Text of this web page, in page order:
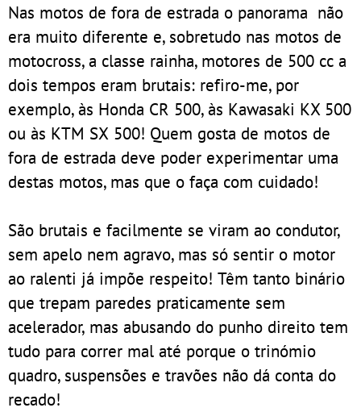
Nas motos de fora de estrada o panorama não
era muito diferente e, sobretudo nas motos de
motocross, a classe rainha, motores de 500 cc a
dois tempos eram brutais: refiro-me, por
exemplo, às Honda CR 500, às Kawasaki KX 500
ou às KTM SX 500! Quem gosta de motos de
fora de estrada deve poder experimentar uma
destas motos, mas que o faça com cuidado!
São brutais e facilmente se viram ao condutor,
sem apelo nem agravo, mas só sentir o motor
ao ralenti já impõe respeito! Têm tanto binário
que trepam paredes praticamente sem
acelerador, mas abusando do punho direito tem
tudo para correr mal até porque o trinómio
quadro, suspensões e travões não dá conta do
recado!